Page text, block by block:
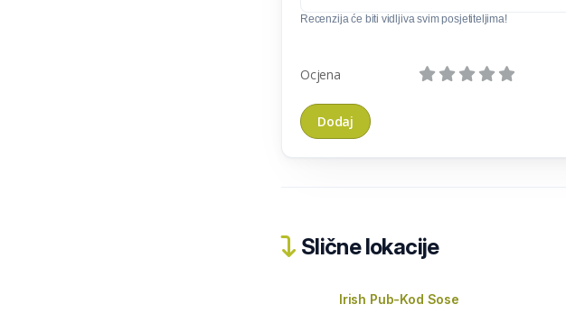
Recenzija će biti vidljiva svim posjetiteljima!
Ocjena
Slične lokacije
Irish Pub-Kod Sose